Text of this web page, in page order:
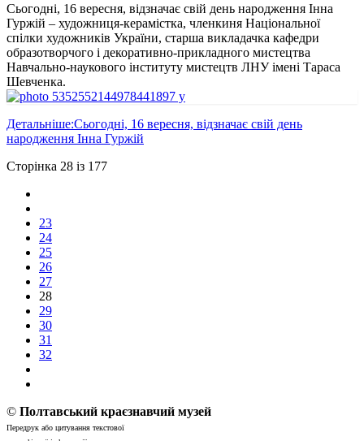
Сьогодні, 16 вересня, відзначає свій день народження Інна
Гуржій – художниця-керамістка, членкиня Національної
спілки художників України, старша викладачка кафедри
образотворчого і декоративно-прикладного мистецтва
Навчально-наукового інституту мистецтв ЛНУ імені Тараса
Шевченка.
Детальніше:Сьогодні, 16 вересня, відзначає свій день
народження Інна Гуржій
Сторінка 28 із 177
23
24
25
26
27
28
29
30
31
32
© Полтавський краєзнавчий музей
Передрук або цитування текстової